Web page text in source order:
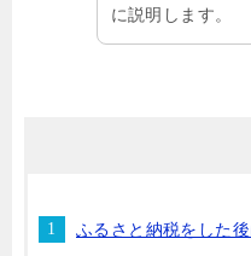
に説明します。
ふるさと納税をした